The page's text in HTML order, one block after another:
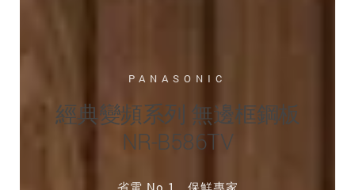
PANASONIC
經典變頻系列 無邊框鋼板
NR-B586TV
省電 No.1 保鮮專家